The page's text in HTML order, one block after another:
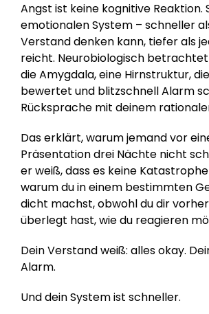
Angst ist keine kognitive Reaktion.
emotionalen System – schneller
Verstand denken kann, tiefer als
reicht. Neurobiologisch
die Amygdala, eine Hirnstruktur,
bewertet und blitzschnell Alarm
Rücksprache mit deinem
Das erklärt, warum jemand vor
Präsentation drei Nächte nicht
er weiß, dass es keine
warum du in einem bestimmten
dicht machst, obwohl du dir
überlegt hast, wie du reagieren
Dein Verstand weiß: alles okay.
Alarm.
Und dein System ist schneller.